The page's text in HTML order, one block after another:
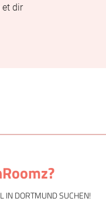
et dir
IN DORTMUND SUCHEN!